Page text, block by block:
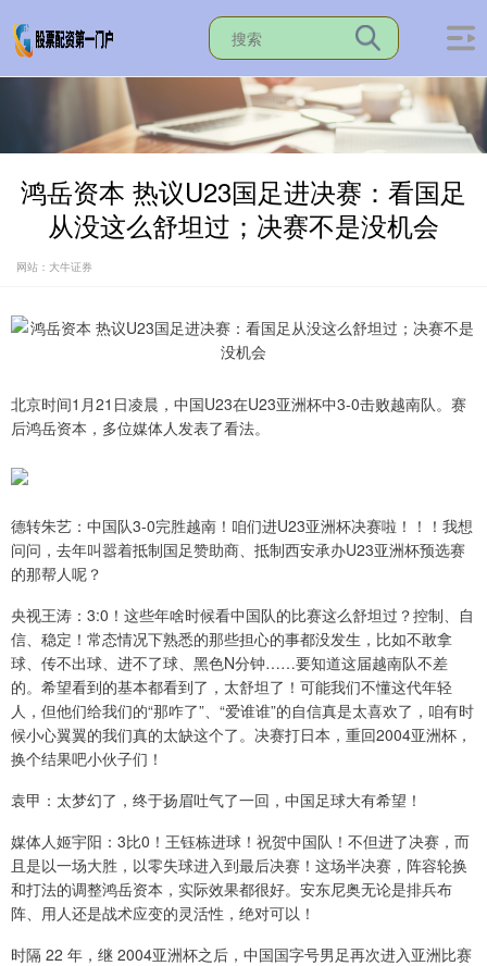
鸿岳资本 热议U23国足进决赛：看国足
从没这么舒坦过；决赛不是没机会
网站：大牛证券
北京时间1月21日凌晨，中国U23在U23亚洲杯中3-0击败越南队。赛
后鸿岳资本，多位媒体人发表了看法。
德转朱艺：中国队3-0完胜越南！咱们进U23亚洲杯决赛啦！！！我想
问问，去年叫嚣着抵制国足赞助商、抵制西安承办U23亚洲杯预选赛
的那帮人呢？
央视王涛：3:0！这些年啥时候看中国队的比赛这么舒坦过？控制、自
信、稳定！常态情况下熟悉的那些担心的事都没发生，比如不敢拿
球、传不出球、进不了球、黑色N分钟……要知道这届越南队不差
的。希望看到的基本都看到了，太舒坦了！可能我们不懂这代年轻
人，但他们给我们的“那咋了”、“爱谁谁”的自信真是太喜欢了，咱有时
候小心翼翼的我们真的太缺这个了。决赛打日本，重回2004亚洲杯，
换个结果吧小伙子们！
袁甲：太梦幻了，终于扬眉吐气了一回，中国足球大有希望！
媒体人姬宇阳：3比0！王钰栋进球！祝贺中国队！不但进了决赛，而
且是以一场大胜，以零失球进入到最后决赛！这场半决赛，阵容轮换
和打法的调整鸿岳资本，实际效果都很好。安东尼奥无论是排兵布
阵、用人还是战术应变的灵活性，绝对可以！
时隔 22 年，继 2004亚洲杯之后，中国国字号男足再次进入亚洲比赛